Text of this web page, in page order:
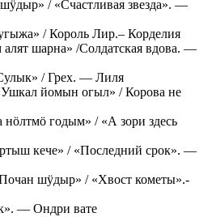
/ «Счастливая звезда». —
/ Король Лир.– Корделия
шарна» /Солдатская вдова. —
/ Грех. — Лиля
йомын огыл» / Корова не
годым» / «А зори здесь
кече» / «Последний срок». —
шӱдыр» / «Хвост кометы».-
— Ондри вате